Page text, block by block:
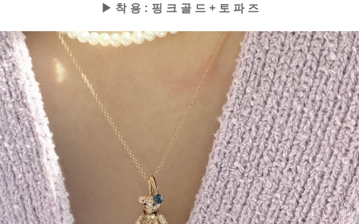
▶ 착 용 : 핑 크 골 드 + 토 파 즈